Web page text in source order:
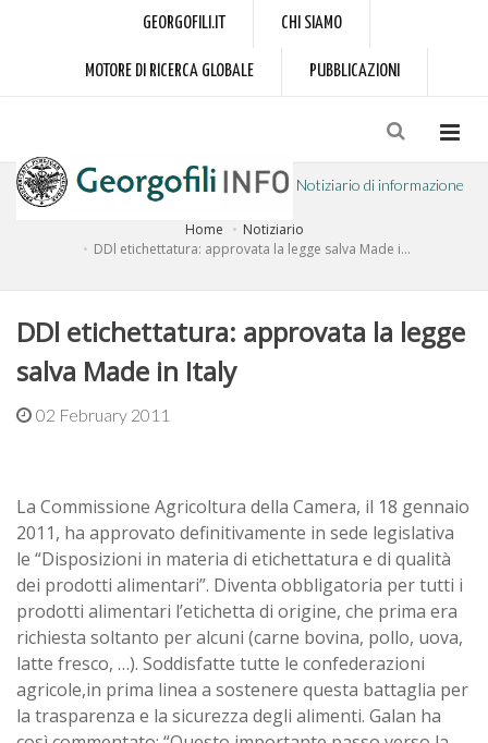
GEORGOFILI.IT CHI SIAMO
MOTORE DI RICERCA GLOBALE PUBBLICAZIONI
Notiziario di informazione
a cura dell'Accademia dei Georgofili
Home
Notiziario
DDl etichettatura: approvata la legge salva Made i...
DDl etichettatura: approvata la legge
salva Made in Italy
02 February 2011
La Commissione Agricoltura della Camera, il 18 gennaio
2011, ha approvato definitivamente in sede legislativa
le “Disposizioni in materia di etichettatura e di qualità
dei prodotti alimentari”. Diventa obbligatoria per tutti i
prodotti alimentari l’etichetta di origine, che prima era
richiesta soltanto per alcuni (carne bovina, pollo, uova,
latte fresco, …). Soddisfatte tutte le confederazioni
agricole,in prima linea a sostenere questa battaglia per
la trasparenza e la sicurezza degli alimenti. Galan ha